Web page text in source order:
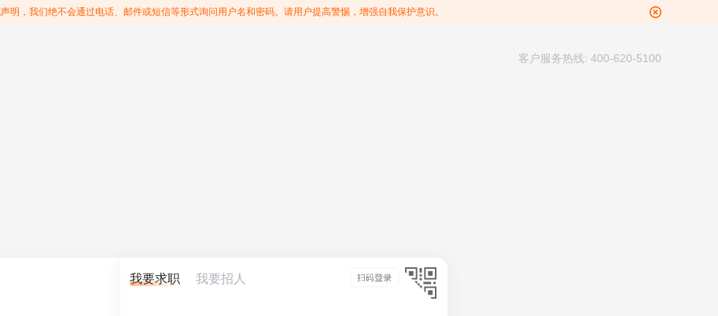
明，我们绝不会通过电话、邮件或短信等形式询问用户名和密码。请用户提高警惕，增强自我保护意识。
客户服务热线: 400-620-5100
我要求职 我要招人